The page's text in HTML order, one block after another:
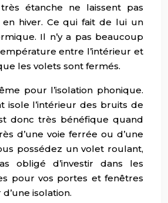
étanche ne laissent pas
hiver. Ce qui fait de lui un
Il n’y a pas beaucoup
entre l’intérieur et
les volets sont fermés.
pour l’isolation phonique.
isole l’intérieur des bruits de
donc très bénéfique quand
d’une voie ferrée ou d’une
possédez un volet roulant,
obligé d’investir dans les
pour vos portes et fenêtres
isolation.